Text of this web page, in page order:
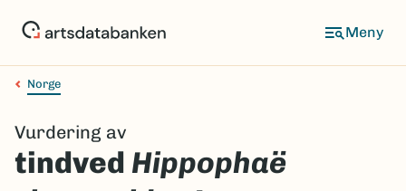
Meny
Navigasjonssti
Norge
Vurdering av
tindved Hippophaë